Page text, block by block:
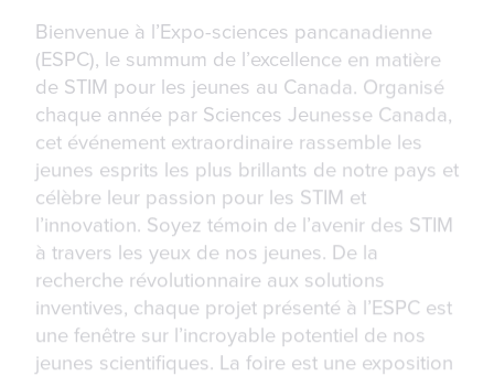
Bienvenue à l’Expo-sciences pancanadienne
(ESPC), le summum de l’excellence en matière
de STIM pour les jeunes au Canada. Organisé
chaque année par Sciences Jeunesse Canada,
cet événement extraordinaire rassemble les
jeunes esprits les plus brillants de notre pays et
célèbre leur passion pour les STIM et
l’innovation. Soyez témoin de l’avenir des STIM
à travers les yeux de nos jeunes. De la
recherche révolutionnaire aux solutions
inventives, chaque projet présenté à l’ESPC est
une fenêtre sur l’incroyable potentiel de nos
jeunes scientifiques. La foire est une exposition